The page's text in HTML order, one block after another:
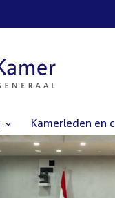
Kamerleden en